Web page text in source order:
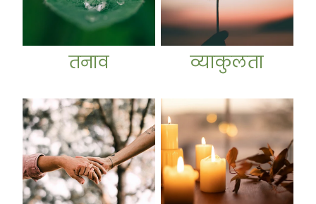
तनाव व्याकुलता
निराशा दुःख/हानि